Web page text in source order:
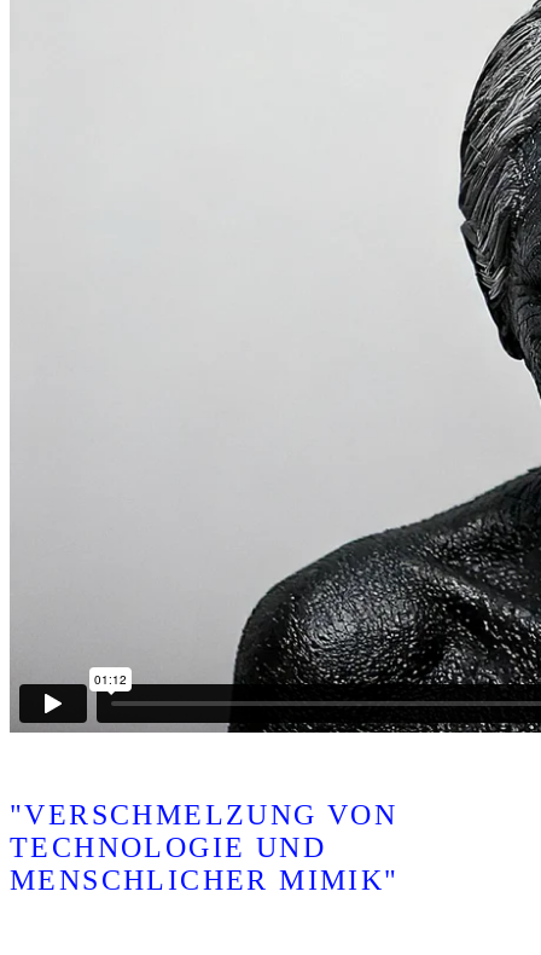
"VERSCHMELZUNG VON
TECHNOLOGIE UND
MENSCHLICHER MIMIK"